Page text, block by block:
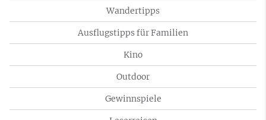
Wandertipps
Ausflugstipps für Familien
Kino
Outdoor
Gewinnspiele